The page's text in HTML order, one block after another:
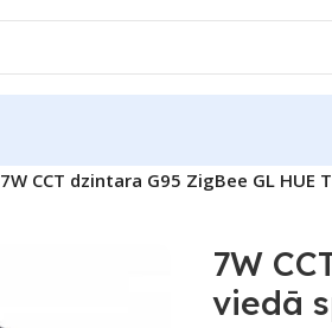
7W CCT dzintara G95 ZigBee GL HUE
7W
viedā